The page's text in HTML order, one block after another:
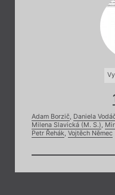
Adam Borzič, Daniela
Milena Slavická (M. S.),
Petr Řehák, Vojtěch Němec